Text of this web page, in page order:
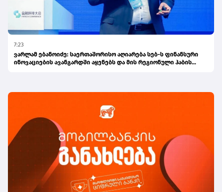
7:23
ვარლამ ებანოიძე: საერთაშორისო აღიარება სებ-ს ფინანსური
ინოვაციების ავანგარდში აყენებს და მის რეგიონული ჰაბის